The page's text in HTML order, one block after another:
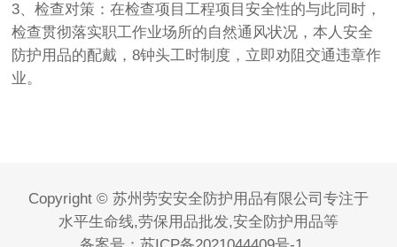
3、检查对策：在检查项目工程项目安全性的与此同时，
检查贯彻落实职工作业场所的自然通风状况，本人安全
防护用品的配戴，8钟头工时制度，立即劝阻交通违章作
业。
Copyright © 苏州劳安安全防护用品有限公司专注于
水平生命线,劳保用品批发,安全防护用品等